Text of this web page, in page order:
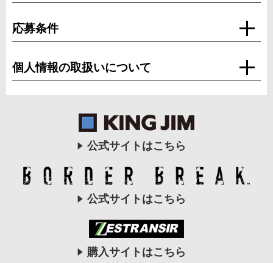
応募条件
個人情報の取扱いについて
公式サイトはこちら
公式サイトはこちら
購入サイトはこちら